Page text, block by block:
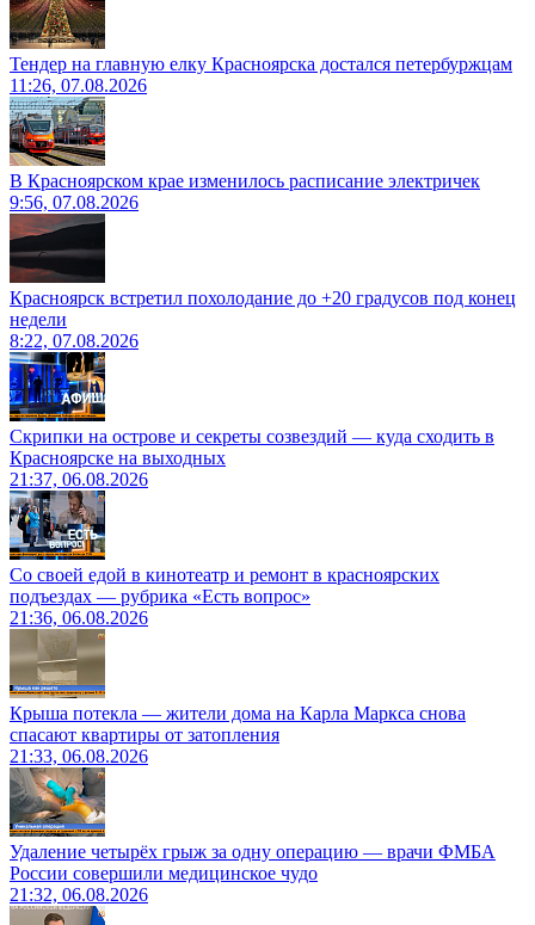
Тендер на главную елку Красноярска достался петербуржцам
11:26, 07.08.2026
В Красноярском крае изменилось расписание электричек
9:56, 07.08.2026
Красноярск встретил похолодание до +20 градусов под конец
недели
8:22, 07.08.2026
Скрипки на острове и секреты созвездий — куда сходить в
Красноярске на выходных
21:37, 06.08.2026
Со своей едой в кинотеатр и ремонт в красноярских
подъездах — рубрика «Есть вопрос»
21:36, 06.08.2026
Крыша потекла — жители дома на Карла Маркса снова
спасают квартиры от затопления
21:33, 06.08.2026
Удаление четырёх грыж за одну операцию — врачи ФМБА
России совершили медицинское чудо
21:32, 06.08.2026